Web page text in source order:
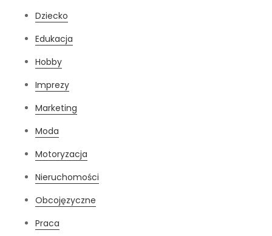
Dziecko
Edukacja
Hobby
Imprezy
Marketing
Moda
Motoryzacja
Nieruchomości
Obcojęzyczne
Praca